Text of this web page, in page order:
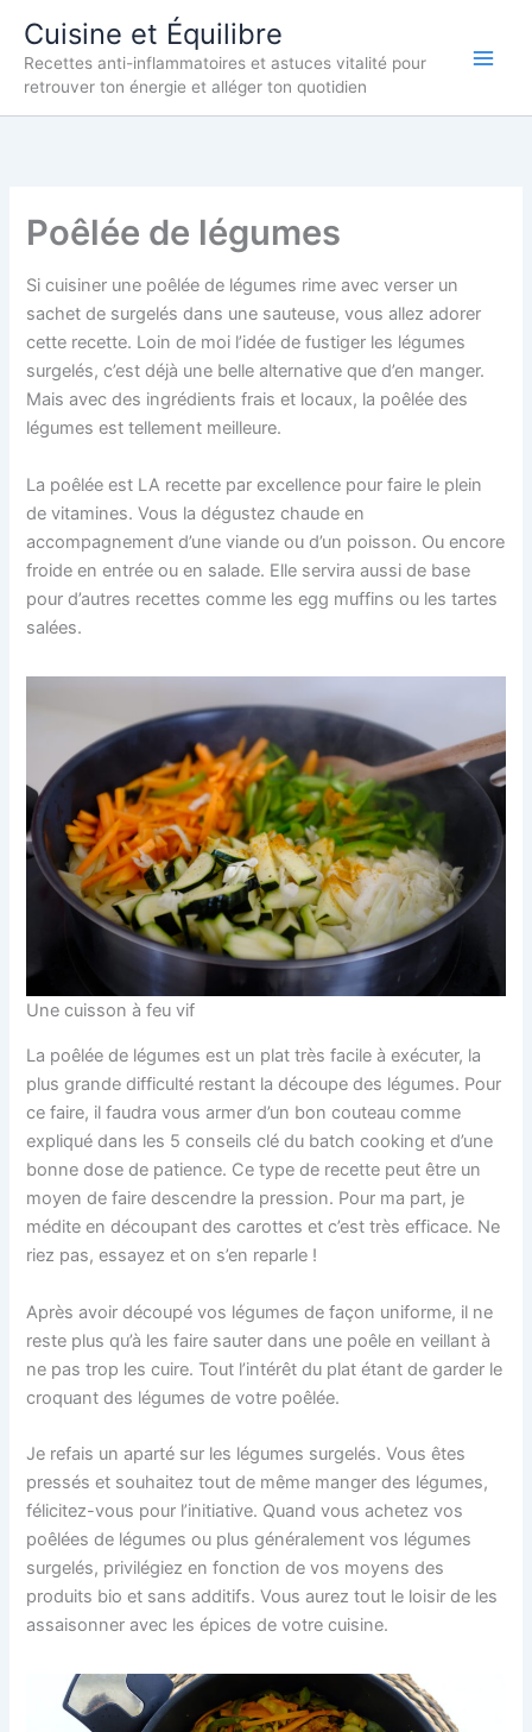
contenu
Cuisine et Équilibre
Recettes anti-inflammatoires et astuces vitalité pour
retrouver ton énergie et alléger ton quotidien
Poêlée de légumes
Si cuisiner une poêlée de légumes rime avec verser un
sachet de surgelés dans une sauteuse, vous allez adorer
cette recette. Loin de moi l’idée de fustiger les légumes
surgelés, c’est déjà une belle alternative que d’en manger.
Mais avec des ingrédients frais et locaux, la poêlée des
légumes est tellement meilleure.
La poêlée est LA recette par excellence pour faire le plein
de vitamines. Vous la dégustez chaude en
accompagnement d’une viande ou d’un poisson. Ou encore
froide en entrée ou en salade. Elle servira aussi de base
pour d’autres recettes comme les egg muffins ou les tartes
salées.
Une cuisson à feu vif
La poêlée de légumes est un plat très facile à exécuter, la
plus grande difficulté restant la découpe des légumes. Pour
ce faire, il faudra vous armer d’un bon couteau comme
expliqué dans les 5 conseils clé du batch cooking et d’une
bonne dose de patience. Ce type de recette peut être un
moyen de faire descendre la pression. Pour ma part, je
médite en découpant des carottes et c’est très efficace. Ne
riez pas, essayez et on s’en reparle !
Après avoir découpé vos légumes de façon uniforme, il ne
reste plus qu’à les faire sauter dans une poêle en veillant à
ne pas trop les cuire. Tout l’intérêt du plat étant de garder le
croquant des légumes de votre poêlée.
Je refais un aparté sur les légumes surgelés. Vous êtes
pressés et souhaitez tout de même manger des légumes,
félicitez-vous pour l’initiative. Quand vous achetez vos
poêlées de légumes ou plus généralement vos légumes
surgelés, privilégiez en fonction de vos moyens des
produits bio et sans additifs. Vous aurez tout le loisir de les
assaisonner avec les épices de votre cuisine.